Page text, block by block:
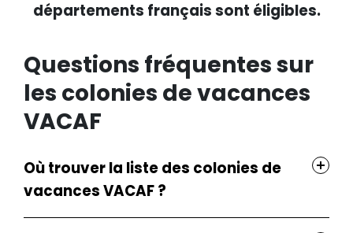
départements français sont éligibles.
Questions fréquentes sur
les colonies de vacances
VACAF
Où trouver la liste des colonies de
vacances VACAF ?